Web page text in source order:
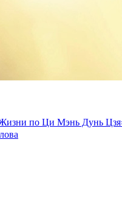
Жизни по Ци Мэнь Дунь